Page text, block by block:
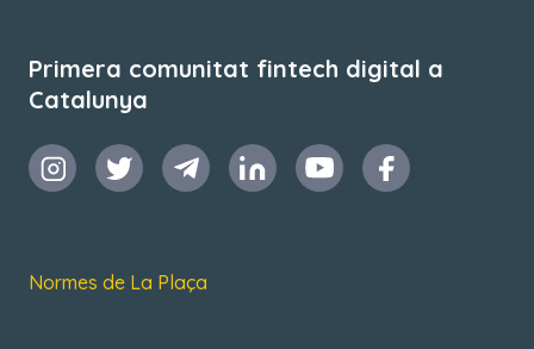
Primera comunitat fintech digital a
Catalunya
Normes de La Plaça